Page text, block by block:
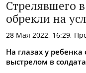
Стрелявшего
обрекли на
28 Мая 2022, 16:29,
На глазах у
выстрелом в